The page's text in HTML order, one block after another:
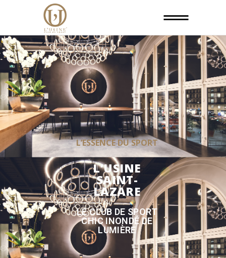
L’ESSENCE DU SPORT
L’USINE
SAINT-
LAZARE
LE CLUB DE SPORT
CHIC INONDÉ DE
LUMIÈRE